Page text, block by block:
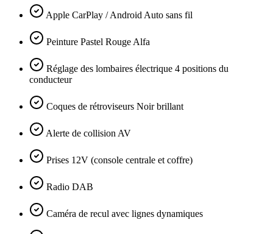
Apple CarPlay / Android Auto sans fil
Peinture Pastel Rouge Alfa
Réglage des lombaires électrique 4 positions du
conducteur
Coques de rétroviseurs Noir brillant
Alerte de collision AV
Prises 12V (console centrale et coffre)
Radio DAB
Caméra de recul avec lignes dynamiques